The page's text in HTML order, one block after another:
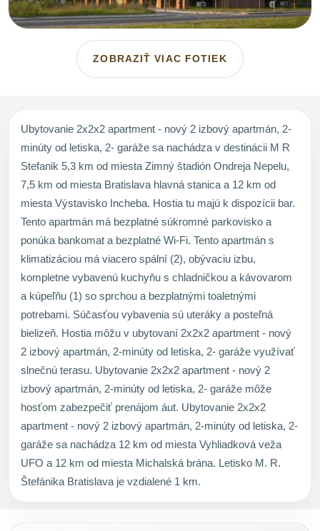
ZOBRAZIŤ VIAC FOTIEK
Ubytovanie 2x2x2 apartment - nový 2 izbový apartmán, 2-
minúty od letiska, 2- garáže sa nachádza v destinácii M R
Stefanik 5,3 km od miesta Zimný štadión Ondreja Nepelu,
7,5 km od miesta Bratislava hlavná stanica a 12 km od
miesta Výstavisko Incheba. Hostia tu majú k dispozícii bar.
Tento apartmán má bezplatné súkromné parkovisko a
ponúka bankomat a bezplatné Wi-Fi. Tento apartmán s
klimatizáciou má viacero spální (2), obývaciu izbu,
kompletne vybavenú kuchyňu s chladničkou a kávovarom
a kúpeľňu (1) so sprchou a bezplatnými toaletnými
potrebami. Súčasťou vybavenia sú uteráky a posteľná
bielizeň. Hostia môžu v ubytovaní 2x2x2 apartment - nový
2 izbový apartmán, 2-minúty od letiska, 2- garáže využívať
slnečnú terasu. Ubytovanie 2x2x2 apartment - nový 2
izbový apartmán, 2-minúty od letiska, 2- garáže môže
hosťom zabezpečiť prenájom áut. Ubytovanie 2x2x2
apartment - nový 2 izbový apartmán, 2-minúty od letiska, 2-
garáže sa nachádza 12 km od miesta Vyhliadková veža
UFO a 12 km od miesta Michalská brána. Letisko M. R.
Štefánika Bratislava je vzdialené 1 km.